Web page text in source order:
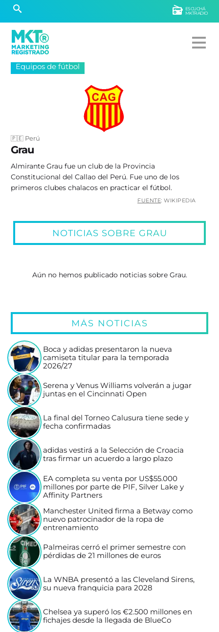
ESCUCHÁ
MKTRADIO
Equipos de fútbol
🇵🇪 Perú
Grau
Almirante Grau fue un club de la Provincia
Constitucional del Callao del Perú. Fue uno de los
primeros clubes chalacos en practicar el fútbol.
FUENTE: WIKIPEDIA
NOTICIAS SOBRE GRAU
Aún no hemos publicado noticias sobre Grau.
MÁS NOTICIAS
Boca y adidas presentaron la nueva
camiseta titular para la temporada
2026/27
Serena y Venus Williams volverán a jugar
juntas en el Cincinnati Open
La final del Torneo Calusura tiene sede y
fecha confirmadas
adidas vestirá a la Selección de Croacia
tras firmar un acuerdo a largo plazo
EA completa su venta por US$55.000
millones por parte de PIF, Silver Lake y
Affinity Partners
Manchester United firma a Betway como
nuevo patrocinador de la ropa de
entrenamiento
Palmeiras cerró el primer semestre con
pérdidas de 21 millones de euros
La WNBA presentó a las Cleveland Sirens,
su nueva franquicia para 2028
Chelsea ya superó los €2.500 millones en
fichajes desde la llegada de BlueCo